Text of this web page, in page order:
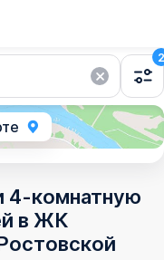
2
4-комнатную
в ЖК